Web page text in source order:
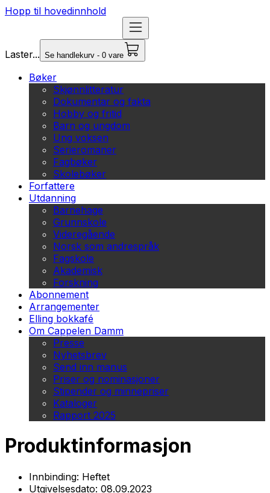
Hopp til hovedinnhold
Laster... Se handlekurv - 0 vare
Bøker
Skjønnlitteratur
Dokumentar og fakta
Hobby og fritid
Barn og ungdom
Ung voksen
Serieromaner
Fagbøker
Skolebøker
Forfattere
Utdanning
Barnehage
Grunnskole
Videregående
Norsk som andrespråk
Fagskole
Akademisk
Forskning
Abonnement
Arrangementer
Elling bokkafé
Om Cappelen Damm
Presse
Nyhetsbrev
Send inn manus
Priser og nominasjoner
Stipender og minnepriser
Kataloger
Rapport 2025
Produktinformasjon
Innbinding: Heftet
Utgivelsesdato: 08.09.2023